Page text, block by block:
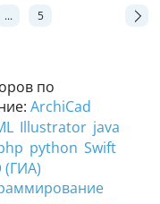
по
ArchiCad
Illustrator java
python Swift
(ГИА)
... 5